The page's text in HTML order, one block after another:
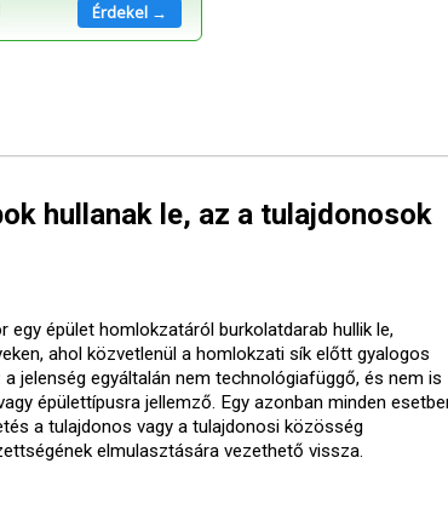
Érdekel →
hullanak le, az a tulajdonosok
egy épület homlokzatáról burkolatdarab hullik le,
ahol közvetlenül a homlokzati sík előtt gyalogos
jelenség egyáltalán nem technológiafüggő, és nem is
épülettípusra jellemző. Egy azonban minden
a tulajdonos vagy a tulajdonosi közösség
elmulasztására vezethető vissza.